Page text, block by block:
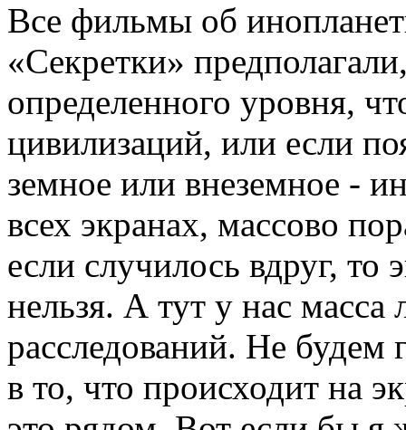
Все фильмы об
«Секретки»
определенного уровня,
цивилизаций, или если
земное или внеземное -
всех экранах, массово
если случилось вдруг, то
нельзя. А тут у нас
расследований. Не будем
в то, что происходит на